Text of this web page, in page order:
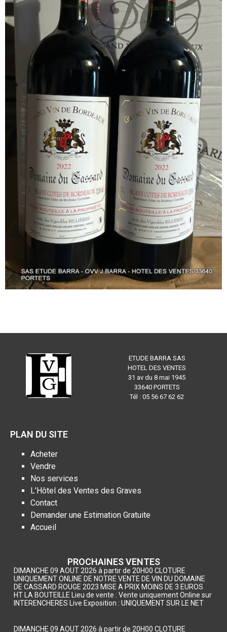
ETUDE BARRA SAS
HOTEL DES VENTES
31 av du 8 mai 1945
33640 PORTETS
Tél : 05 56 67 62 62
PLAN DU SITE
Acheter
Vendre
Nos services
L’Hôtel des Ventes des Graves
Contact
Demander une Estimation Gratuite
Accueil
PROCHAINES VENTES
DIMANCHE 09 AOUT 2026 à partir de 20H00 CLOTURE
UNIQUEMENT ONLINE DE NOTRE VENTE DE VIN DU DOMAINE
DE CASSARD ROUGE 2023 MISE A PRIX MOINS DE 3 EUROS
HT LA BOUTEILLE Lieu de vente : Vente uniquement Online sur
INTERENCHERES Live Exposition : UNIQUEMENT SUR LE NET
DIMANCHE 09 AOUT 2026 à partir de 20H00 CLOTURE